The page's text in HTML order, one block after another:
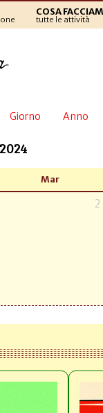
COSA
tutte le attività
Giorno Anno
Mar
2